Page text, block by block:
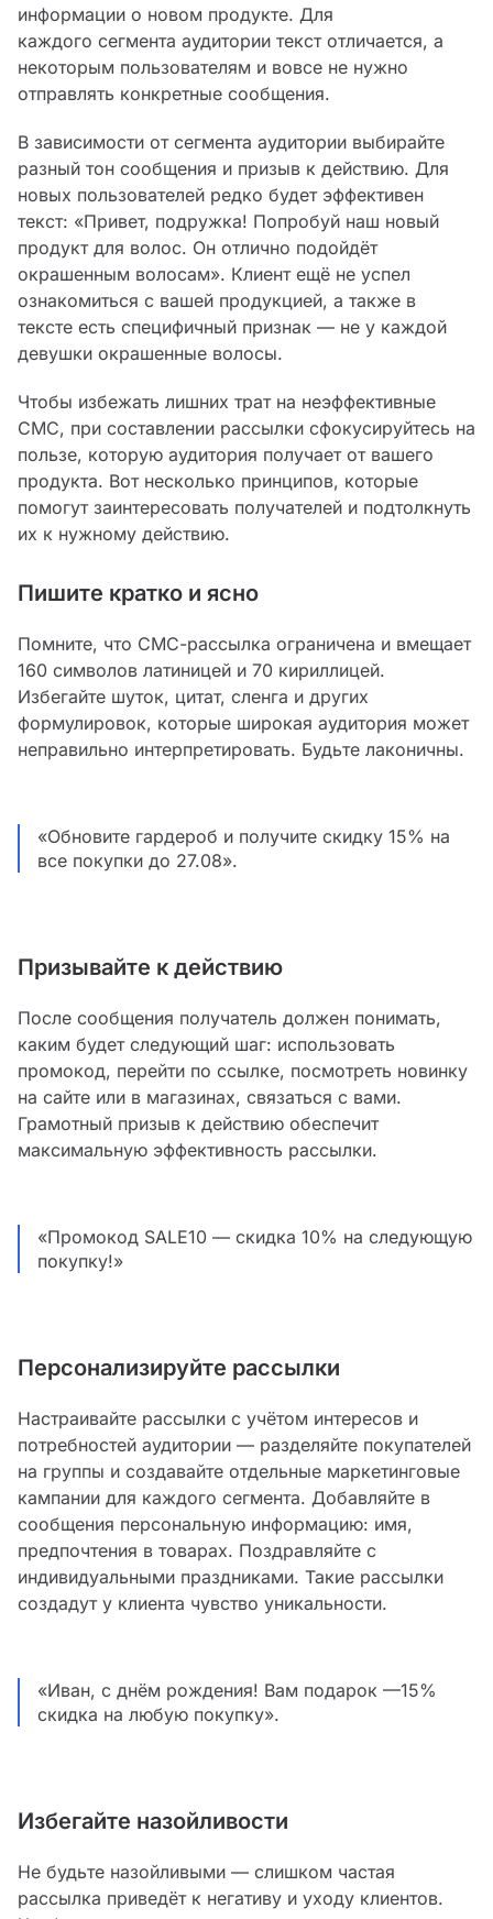
информации о новом продукте. Для
каждого сегмента аудитории текст отличается, а
некоторым пользователям и вовсе не нужно
отправлять конкретные сообщения.
В зависимости от сегмента аудитории выбирайте
разный тон сообщения и призыв к действию. Для
новых пользователей редко будет эффективен
текст: «Привет, подружка! Попробуй наш новый
продукт для волос. Он отлично подойдёт
окрашенным волосам». Клиент ещё не успел
ознакомиться с вашей продукцией, а также в
тексте есть специфичный признак — не у каждой
девушки окрашенные волосы.
Чтобы избежать лишних трат на неэффективные
СМС, при составлении рассылки сфокусируйтесь на
пользе, которую аудитория получает от вашего
продукта. Вот несколько принципов, которые
помогут заинтересовать получателей и подтолкнуть
их к нужному действию.
Пишите кратко и ясно
Помните, что СМС-рассылка ограничена и вмещает
160 символов латиницей и 70 кириллицей.
Избегайте шуток, цитат, сленга и других
формулировок, которые широкая аудитория может
неправильно интерпретировать. Будьте лаконичны.
«Обновите гардероб и получите скидку 15% на
все покупки до 27.08».
Призывайте к действию
После сообщения получатель должен понимать,
каким будет следующий шаг: использовать
промокод, перейти по ссылке, посмотреть новинку
на сайте или в магазинах, связаться с вами.
Грамотный призыв к действию обеспечит
максимальную эффективность рассылки.
«Промокод SALE10 — скидка 10% на следующую
покупку!»
Персонализируйте рассылки
Настраивайте рассылки с учётом интересов и
потребностей аудитории — разделяйте покупателей
на группы и создавайте отдельные маркетинговые
кампании для каждого сегмента. Добавляйте в
сообщения персональную информацию: имя,
предпочтения в товарах. Поздравляйте с
индивидуальными праздниками. Такие рассылки
создадут у клиента чувство уникальности.
«Иван, с днём рождения! Вам подарок —15%
скидка на любую покупку».
Избегайте назойливости
Не будьте назойливыми — слишком частая
рассылка приведёт к негативу и уходу клиентов.